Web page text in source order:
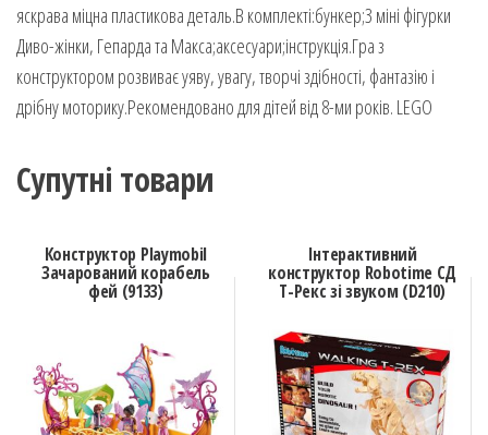
яскрава міцна пластикова деталь.В комплекті:бункер;3 міні фігурки
Диво-жінки, Гепарда та Макса;аксесуари;інструкція.Гра з
конструктором розвиває уяву, увагу, творчі здібності, фантазію і
дрібну моторику.Рекомендовано для дітей від 8-ми років. LEGO
Супутні товари
Конструктор Playmobil
Зачарований корабель
фей (9133)
Інтерактивний
конструктор Robotime СД
T-Рекс зі звуком (D210)